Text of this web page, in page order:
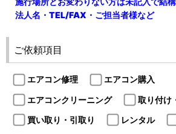
法人名・TEL/FAX・ご担当者様など
ご依頼項目
エアコン修理
エアコン購入
エアコンクリーニング
取り付け
買い取り・引取り
レンタル